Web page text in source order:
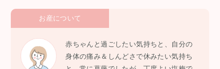
お産について
赤ちゃんと過ごしたい気持ちと、自分の
身体の痛み＆しんどさで休みたい気持ち